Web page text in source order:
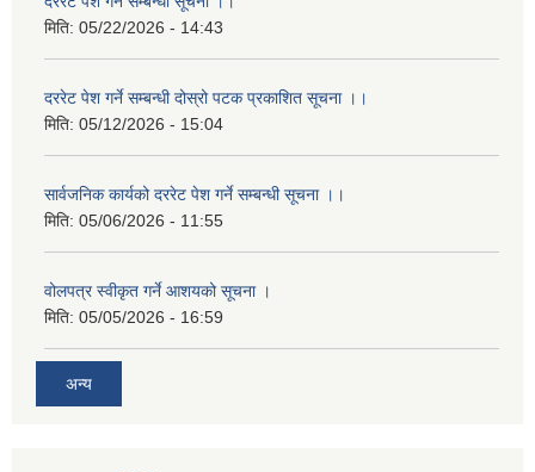
मिति: 05/22/2026 - 14:43
दररेट पेश गर्ने सम्बन्धी दोस्रो पटक प्रकाशित सूचना ।।
मिति: 05/12/2026 - 15:04
सार्वजनिक कार्यको दररेट पेश गर्ने सम्बन्धी सूचना ।।
मिति: 05/06/2026 - 11:55
वोलपत्र स्वीकृत गर्ने आशयको सूचना ।
मिति: 05/05/2026 - 16:59
अन्य